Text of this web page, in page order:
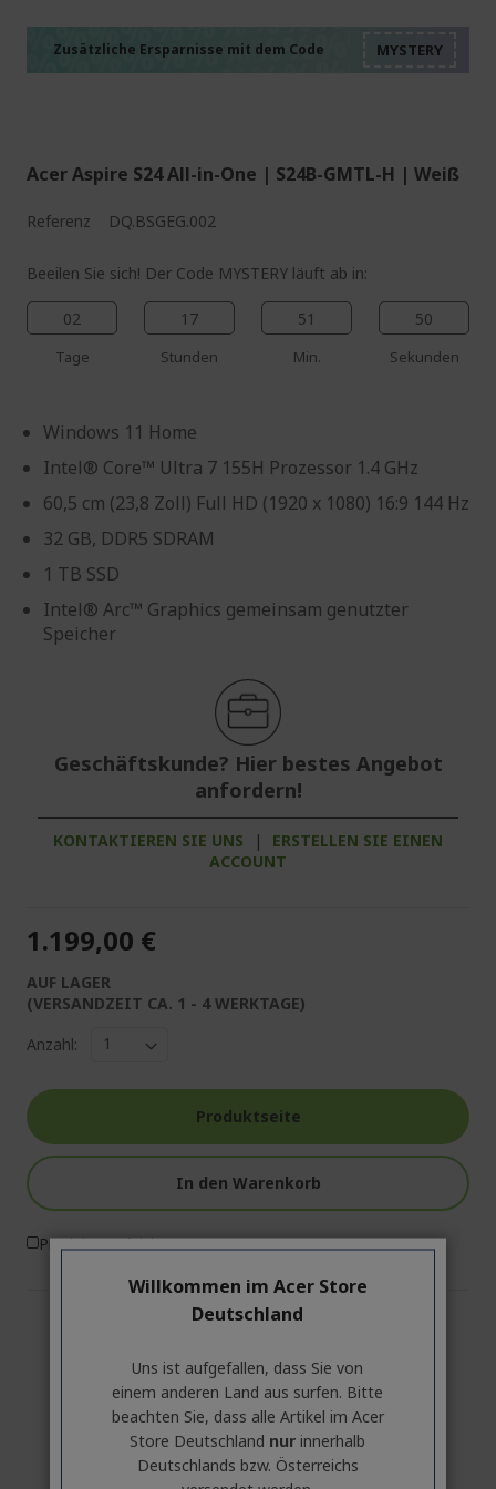
Zusätzliche Ersparnisse mit dem Code
Acer Aspire S24 All-in-One | S24B-GMTL-H | Weiß
Referenz DQ.BSGEG.002
Beeilen Sie sich! Der Code MYSTERY läuft ab in:
02
Tage
17
Stunden
51
Min.
49
Sekunden
Windows 11 Home
Intel® Core™ Ultra 7 155H Prozessor 1.4 GHz
60,5 cm (23,8 Zoll) Full HD (1920 x 1080) 16:9 144 Hz
32 GB, DDR5 SDRAM
1 TB SSD
Intel® Arc™ Graphics gemeinsam genutzter
Speicher
Geschäftskunde? Hier bestes Angebot
anfordern!
KONTAKTIEREN SIE UNS |
ERSTELLEN SIE EINEN
ACCOUNT
1.199,00 €
AUF LAGER
(VERSANDZEIT CA. 1 - 4 WERKTAGE)
Anzahl:
Produktseite
In den Warenkorb
Produktvergleich
Willkommen im Acer Store
Deutschland
Uns ist aufgefallen, dass Sie von
einem anderen Land aus surfen. Bitte
beachten Sie, dass alle Artikel im Acer
Store Deutschland nur innerhalb
Deutschlands bzw. Österreichs